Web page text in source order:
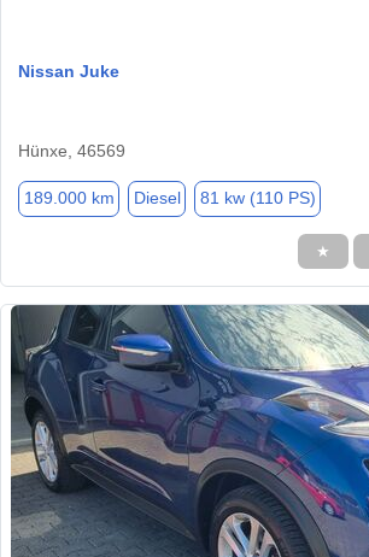
Nissan Juke
Hünxe, 46569
189.000 km Diesel 81 kw (110 PS)
★